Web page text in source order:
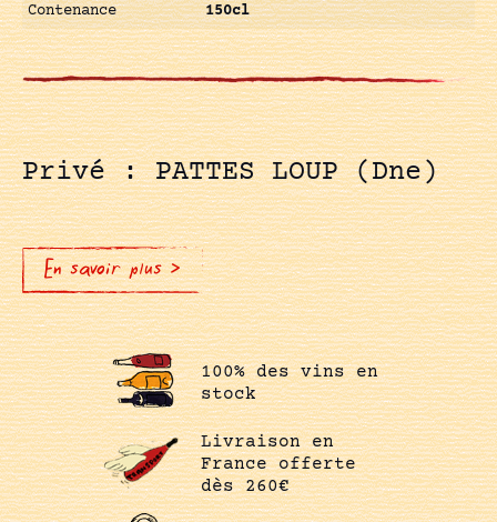
Contenance
150cl
Privé : PATTES LOUP (Dne)
En savoir plus >
100% des vins en
stock
Livraison en
France offerte
dès 260€